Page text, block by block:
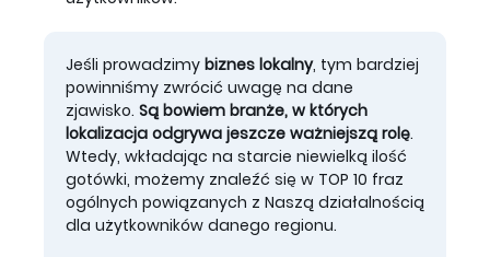
Jeśli prowadzimy biznes lokalny, tym bardziej
powinniśmy zwrócić uwagę na dane
zjawisko. Są bowiem branże, w których
lokalizacja odgrywa jeszcze ważniejszą rolę.
Wtedy, wkładając na starcie niewielką ilość
gotówki, możemy znaleźć się w TOP 10 fraz
ogólnych powiązanych z Naszą działalnością
dla użytkowników danego regionu.